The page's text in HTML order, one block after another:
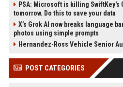
PSA: Microsoft is killing SwiftKey's
tomorrow. Do this to save your data
X’s Grok AI now breaks language
photos using simple prompts
Hernandez-Ross Vehicle Senior
POST CATEGORIES